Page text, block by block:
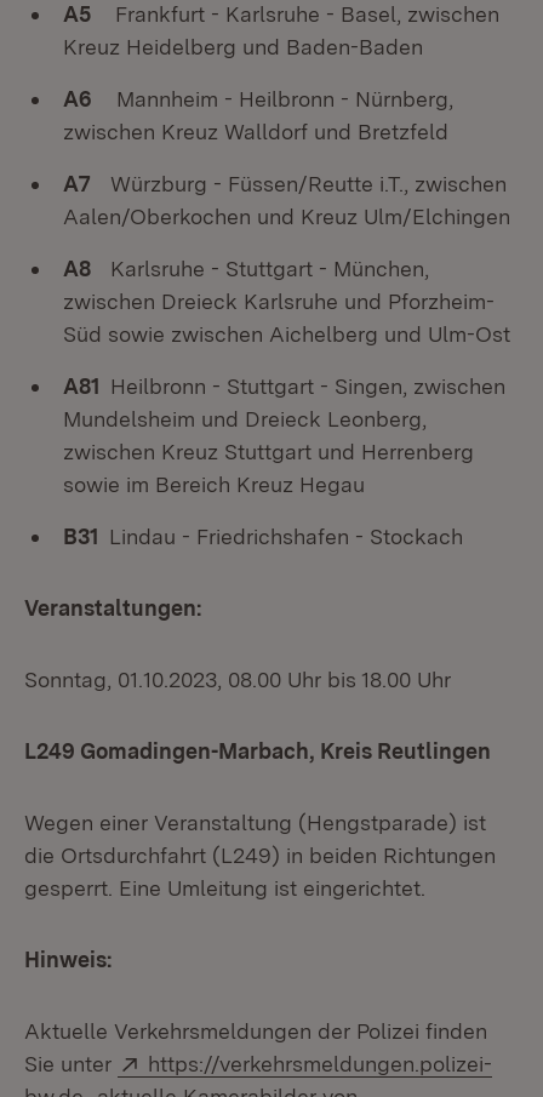
A5 Frankfurt - Karlsruhe - Basel, zwischen
Kreuz Heidelberg und Baden-Baden
A6 Mannheim - Heilbronn - Nürnberg,
zwischen Kreuz Walldorf und Bretzfeld
A7 Würzburg - Füssen/Reutte i.T., zwischen
Aalen/Oberkochen und Kreuz Ulm/Elchingen
A8 Karlsruhe - Stuttgart - München,
zwischen Dreieck Karlsruhe und Pforzheim-
Süd sowie zwischen Aichelberg und Ulm-Ost
A81 Heilbronn - Stuttgart - Singen, zwischen
Mundelsheim und Dreieck Leonberg,
zwischen Kreuz Stuttgart und Herrenberg
sowie im Bereich Kreuz Hegau
B31 Lindau - Friedrichshafen - Stockach
Veranstaltungen:
Sonntag, 01.10.2023, 08.00 Uhr bis 18.00 Uhr
L249 Gomadingen-Marbach, Kreis Reutlingen
Wegen einer Veranstaltung (Hengstparade) ist
die Ortsdurchfahrt (L249) in beiden Richtungen
gesperrt. Eine Umleitung ist eingerichtet.
Hinweis:
Aktuelle Verkehrsmeldungen der Polizei finden
Sie unter
Extern:
https://verkehrsmeldungen.polizei-